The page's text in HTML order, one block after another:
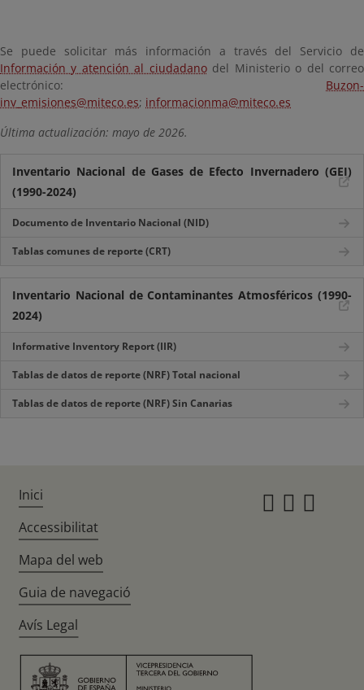
Se puede solicitar más información a través del Servicio de
Información y atención al ciudadanodel Ministerio o del correo
electrónico: Buzon-
inv_emisiones@miteco.es; informacionma@miteco.es
Última actualización: mayo de 2026.
Inventario Nacional de Gases de Efecto Invernadero (GEI)
(1990-2024)
Documento de Inventario Nacional (NID)
Tablas comunes de reporte (CRT)
Inventario Nacional de Contaminantes Atmosféricos (1990-
2024)
Informative Inventory Report (IIR)
Tablas de datos de reporte (NRF) Total nacional
Tablas de datos de reporte (NRF) Sin Canarias
Inici
Accessibilitat
Mapa del web
Guia de navegació
Avís Legal